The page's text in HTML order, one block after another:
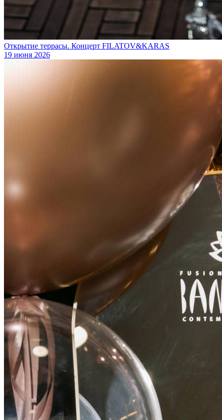
Открытие террасы. Концерт FILATOV&KARAS
19 июня 2026